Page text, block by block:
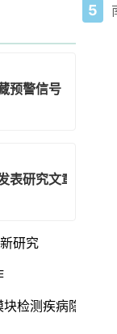
预警信号
研究文章
研究
检测疾病隐藏预警
5